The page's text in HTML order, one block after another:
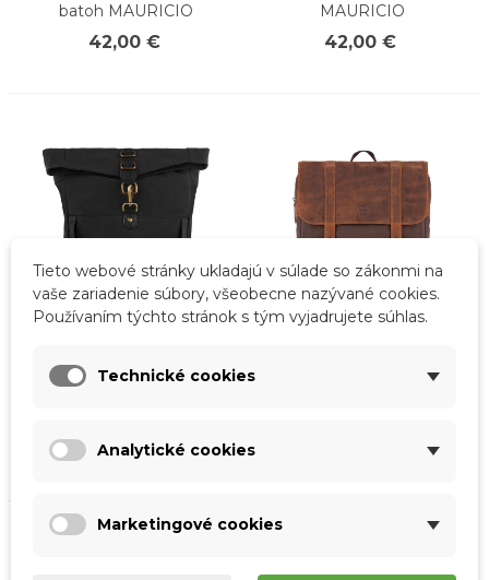
batoh MAURICIO
42,00 €
MAURICIO
42,00 €
42,00 €
Tieto webové stránky ukladajú v súlade so zákonmi na
vaše zariadenie súbory, všeobecne nazývané cookies.
Používaním týchto stránok s tým vyjadrujete súhlas.
Technické cookies
Analytické cookies
Marketingové cookies